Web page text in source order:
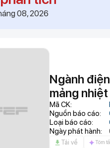
quân vượt 1 tỷ đồng
08:34
thác dưới 1 USD/kg,
xe
Mcredit ghi danh Top
Lương bác sĩ, giáo
khác biệt về thu nhập
Trả hồ sơ điều tra bổ
Tin nhắn “nơi này
AI bên trong OpenAI
08, 2026
Ngành
mảng
Mã CK:
Nguồn báo cáo:
Loại báo cáo:
Ngày phát hành:
Tải về Tóm